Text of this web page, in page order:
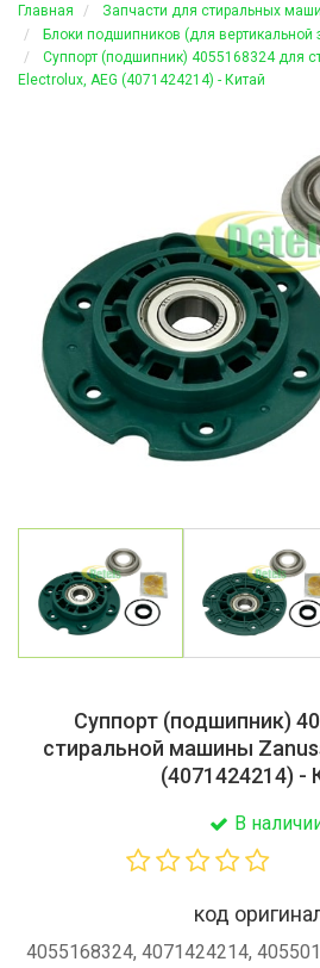
Главная
Запчасти для стиральных
Блоки подшипников (для вертикальной
Суппорт (подшипник) 4055168324 для
Electrolux, AEG (4071424214) - Китай
Суппорт (подшипник)
стиральной машины
(4071424214) -
В
код
4055168324, 4071424214,